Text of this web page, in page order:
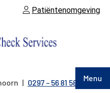
Patiëntenomgeving
Menu
Tel:
0297 – 56 81 58